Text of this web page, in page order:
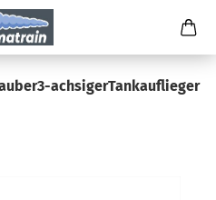
achsigerTankauflieger